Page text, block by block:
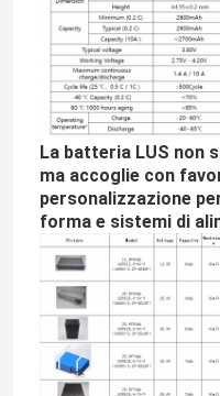
La batteria LUS non
ma accoglie con
personalizzazione
forma e sistemi di